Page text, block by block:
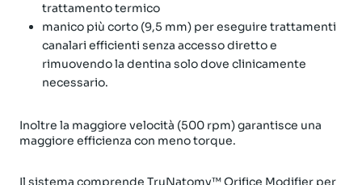
trattamento termico
manico più corto (9,5 mm) per eseguire trattamenti
canalari efficienti senza accesso diretto e
rimuovendo la dentina solo dove clinicamente
necessario.
Inoltre la maggiore velocità (500 rpm) garantisce una
maggiore efficienza con meno torque.
Il sistema comprende TruNatomy™ Orifice Modifier per